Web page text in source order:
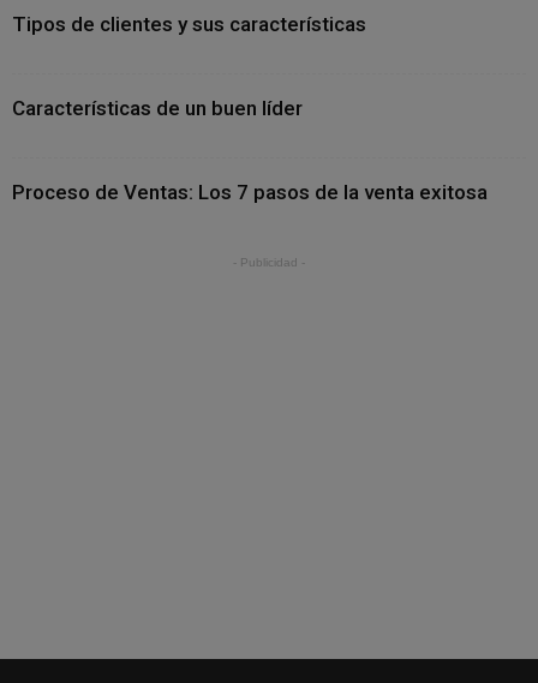
Tipos de clientes y sus características
Características de un buen líder
Proceso de Ventas: Los 7 pasos de la venta exitosa
- Publicidad -